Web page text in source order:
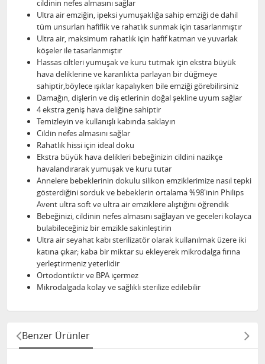
cildinin nefes almasını sağlar
Ultra air emziğin, ipeksi yumuşaklığa sahip emziği de dahil
tüm unsurları hafiflik ve rahatlık sunmak için tasarlanmıştır
Ultra air, maksimum rahatlık için hafif katman ve yuvarlak
köşeler ile tasarlanmıştır
Hassas ciltleri yumuşak ve kuru tutmak için ekstra büyük
hava deliklerine ve karanlıkta parlayan bir düğmeye
sahiptir,böylece ışıklar kapalıyken bile emziği görebilirsiniz
Damağın, dişlerin ve diş etlerinin doğal şekline uyum sağlar
4 ekstra geniş hava deliğine sahiptir
Temizleyin ve kullanışlı kabında saklayın
Cildin nefes almasını sağlar
Rahatlık hissi için ideal doku
Ekstra büyük hava delikleri bebeğinizin cildini nazikçe
havalandırarak yumuşak ve kuru tutar
Annelere bebeklerinin dokulu silikon emziklerimize nasıl tepki
gösterdiğini sorduk ve bebeklerin ortalama %98'inin Philips
Avent ultra soft ve ultra air emziklere alıştığını öğrendik
Bebeğinizi, cildinin nefes almasını sağlayan ve geceleri kolayca
bulabileceğiniz bir emzikle sakinleştirin
Ultra air seyahat kabı sterilizatör olarak kullanılmak üzere iki
katına çıkar; kaba bir miktar su ekleyerek mikrodalga fırına
yerleştirmeniz yeterlidir
Ortodontiktir ve BPA içermez
Mikrodalgada kolay ve sağlıklı sterilize edilebilir
Benzer Ürünler